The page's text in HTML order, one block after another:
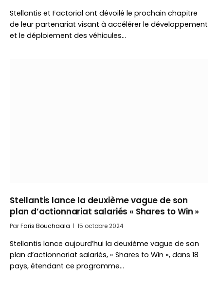
Stellantis et Factorial ont dévoilé le prochain chapitre
de leur partenariat visant à accélérer le développement
et le déploiement des véhicules…
Stellantis lance la deuxième vague de son
plan d’actionnariat salariés « Shares to Win »
ParFaris Bouchaala 15 octobre 2024
Stellantis lance aujourd’hui la deuxième vague de son
plan d’actionnariat salariés, « Shares to Win », dans 18
pays, étendant ce programme…